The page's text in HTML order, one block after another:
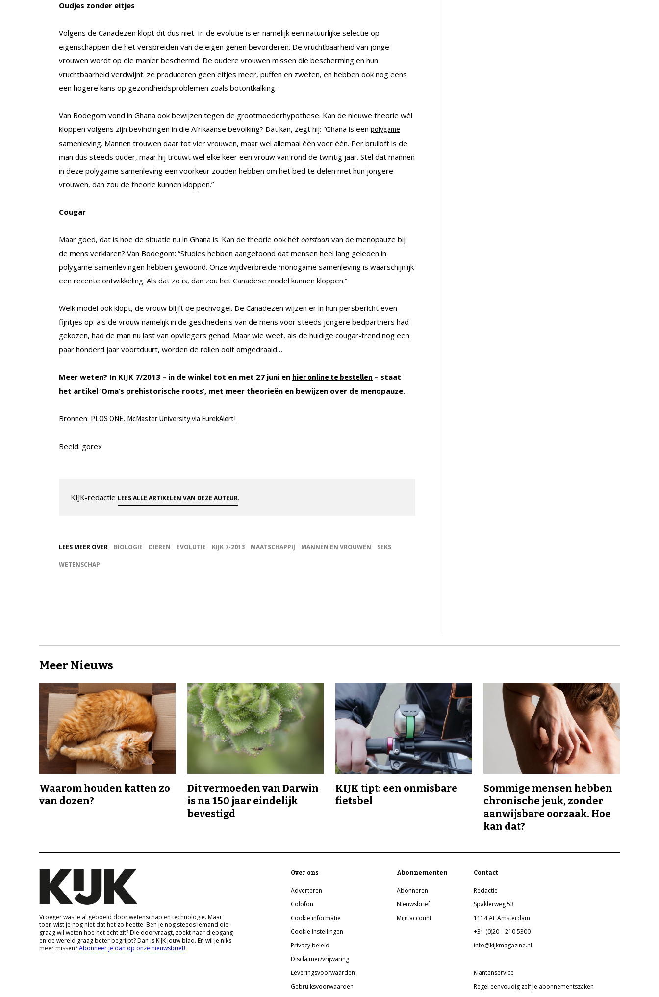
Oudjes zonder eitjes
Volgens de Canadezen klopt dit dus niet. In de evolutie is er namelijk een natuurlijke selectie op
eigenschappen die het verspreiden van de eigen genen bevorderen. De vruchtbaarheid van jonge
vrouwen wordt op die manier beschermd. De oudere vrouwen missen die bescherming en hun
vruchtbaarheid verdwijnt: ze produceren geen eitjes meer, puffen en zweten, en hebben ook nog eens
een hogere kans op gezondheidsproblemen zoals botontkalking.
Van Bodegom vond in Ghana ook bewijzen tegen de grootmoederhypothese. Kan de nieuwe theorie wél
kloppen volgens zijn bevindingen in die Afrikaanse bevolking? Dat kan, zegt hij: “Ghana is een polygame
samenleving. Mannen trouwen daar tot vier vrouwen, maar wel allemaal één voor één. Per bruiloft is de
man dus steeds ouder, maar hij trouwt wel elke keer een vrouw van rond de twintig jaar. Stel dat mannen
in deze polygame samenleving een voorkeur zouden hebben om het bed te delen met hun jongere
vrouwen, dan zou de theorie kunnen kloppen.”
Cougar
Maar goed, dat is hoe de situatie nu in Ghana is. Kan de theorie ook het ontstaan van de menopauze bij
de mens verklaren? Van Bodegom: “Studies hebben aangetoond dat mensen heel lang geleden in
polygame samenlevingen hebben gewoond. Onze wijdverbreide monogame samenleving is waarschijnlijk
een recente ontwikkeling. Als dat zo is, dan zou het Canadese model kunnen kloppen.”
Welk model ook klopt, de vrouw blijft de pechvogel. De Canadezen wijzen er in hun persbericht even
fijntjes op: als de vrouw namelijk in de geschiedenis van de mens voor steeds jongere bedpartners had
gekozen, had de man nu last van opvliegers gehad. Maar wie weet, als de huidige cougar-trend nog een
paar honderd jaar voortduurt, worden de rollen ooit omgedraaid…
Meer weten? In KIJK 7/2013 – in de winkel tot en met 27 juni en hier online te bestellen – staat
het artikel ‘Oma’s prehistorische roots’, met meer theorieën en bewijzen over de menopauze.
Bronnen: PLOS ONE, McMaster University via EurekAlert!
Beeld: gorex
KIJK-redactie LEES ALLE ARTIKELEN VAN DEZE AUTEUR.
LEES MEER OVER BIOLOGIE DIEREN EVOLUTIE KIJK 7-2013 MAATSCHAPPIJ MANNEN EN VROUWEN SEKS
WETENSCHAP
Meer Nieuws
Waarom houden katten zo
van dozen?
Dit vermoeden van Darwin
is na 150 jaar eindelijk
bevestigd
KIJK tipt: een onmisbare
fietsbel
Sommige mensen hebben
chronische jeuk, zonder
aanwijsbare oorzaak. Hoe
kan dat?
Vroeger was je al geboeid door wetenschap en technologie. Maar
toen wist je nog niet dat het zo heette. Ben je nog steeds iemand die
graag wil weten hoe het écht zit? Die doorvraagt, zoekt naar diepgang
en de wereld graag beter begrijpt? Dan is KIJK jouw blad. En wil je niks
meer missen?Abonneer je dan op onze nieuwsbrief!
Over ons
Adverteren
Colofon
Cookie informatie
Cookie Instellingen
Privacy beleid
Disclaimer/vrijwaring
Leveringsvoorwaarden
Gebruiksvoorwaarden
Abonnementen
Abonneren
Nieuwsbrief
Mijn account
Contact
Redactie
Spaklerweg 53
1114 AE Amsterdam
+31 (0)20 – 210 5300
info@kijkmagazine.nl
Klantenservice
Regel eenvoudig zelf je abonnementszaken